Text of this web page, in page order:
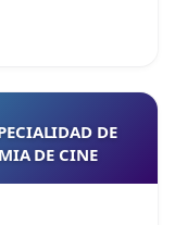
DE
DE CINE